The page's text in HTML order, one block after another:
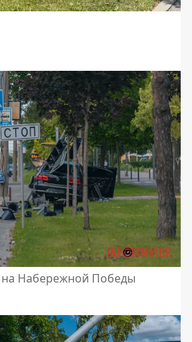
на Набережной Победы